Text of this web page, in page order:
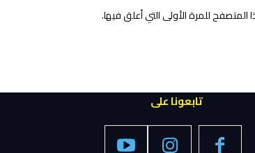
للمرة الأولى التي أعلق فيها.
تابعونا على